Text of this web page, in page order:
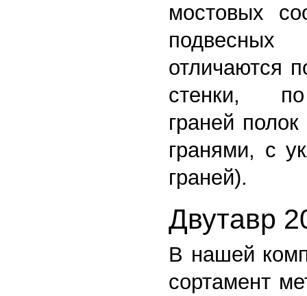
мостовых
отличаются
стенки,
граней
гранями, с
граней).
Двутавр
В нашей
сортамент